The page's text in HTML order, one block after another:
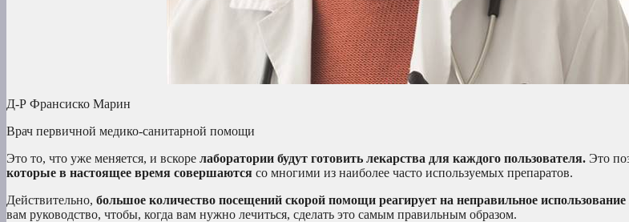
Д-Р Франсиско Марин
Врач первичной медико-санитарной помощи
Это то, что уже меняется, и вскоре лаборатории будут готовить лекарства для каждого пользователя. Это
которые в настоящее время совершаются со многими из наиболее часто используемых препаратов.
Действительно, большое количество посещений скорой помощи реагирует на неправильное использование
вам руководство, чтобы, когда вам нужно лечиться, сделать это самым правильным образом.